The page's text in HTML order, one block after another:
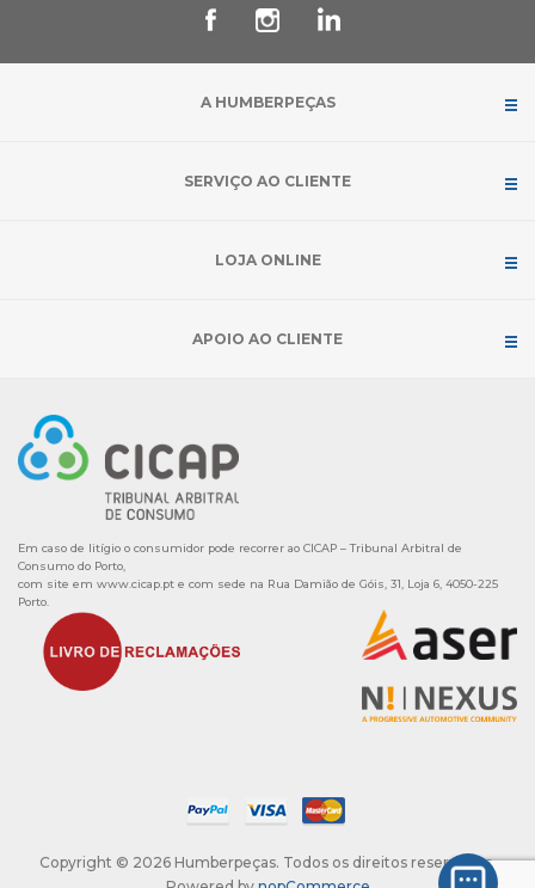
A HUMBERPEÇAS
SERVIÇO AO CLIENTE
LOJA ONLINE
APOIO AO CLIENTE
Em caso de litígio o consumidor pode recorrer ao CICAP – Tribunal Arbitral de
Consumo do Porto,
com site em www.cicap.pt e com sede na Rua Damião de Góis, 31, Loja 6, 4050-225
Porto.
Copyright © 2026 Humberpeças. Todos os direitos reservados.